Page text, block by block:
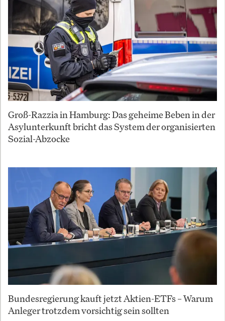
Groß-Razzia in Hamburg: Das geheime Beben in der
Asylunterkunft bricht das System der organisierten
Sozial-Abzocke
Bundesregierung kauft jetzt Aktien-ETFs – Warum
Anleger trotzdem vorsichtig sein sollten